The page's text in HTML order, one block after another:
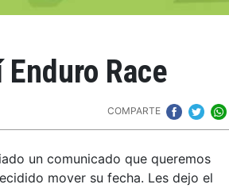
Race
COMPARTE
un comunicado que queremos
mover su fecha. Les dejo el